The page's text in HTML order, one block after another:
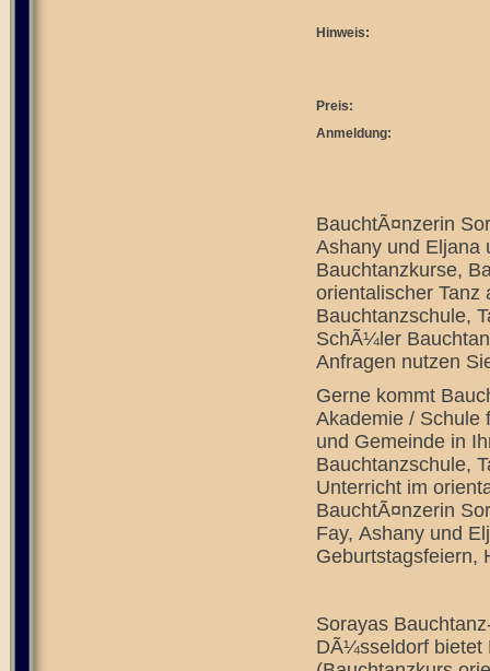
Hinweis:
Preis:
Anmeldung:
BauchtÃ¤nzerin
Ashany und Eljana
Bauchtanzkurse,
orientalischer Tanz
Bauchtanzschule,
SchÃ¼ler
Anfragen nutzen
Gerne kommt
Akademie / Schule
und Gemeinde in
Bauchtanzschule,
Unterricht im
BauchtÃ¤nzerin
Fay, Ashany und
Geburtstagsfeiern,
Sorayas
DÃ¼sseldorf bietet